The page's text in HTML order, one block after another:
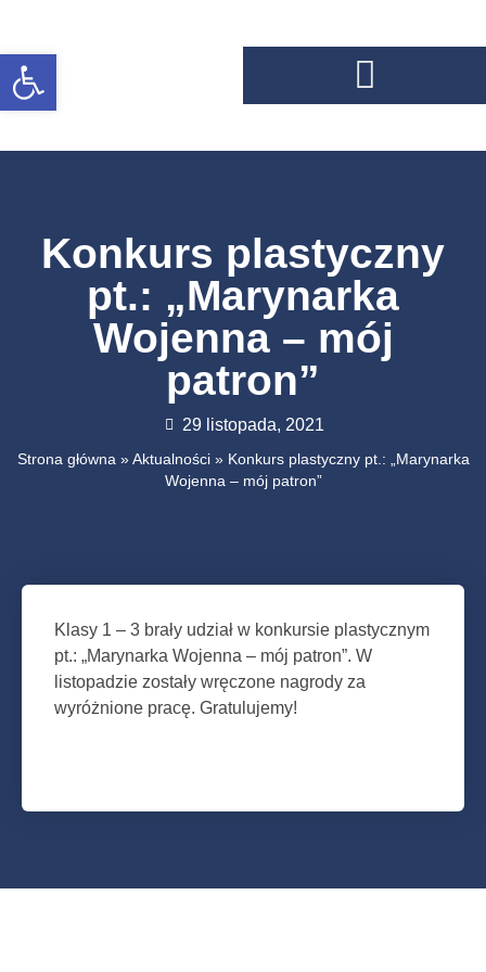
Konkurs plastyczny
pt.: „Marynarka
Wojenna – mój
patron”
29 listopada, 2021
Strona główna» Aktualności» Konkurs plastyczny pt.: „Marynarka
Wojenna – mój patron”
Klasy 1 – 3 brały udział w konkursie plastycznym
pt.: „Marynarka Wojenna – mój patron”. W
listopadzie zostały wręczone nagrody za
wyróżnione pracę. Gratulujemy!
Otwórz pasek narzędzi